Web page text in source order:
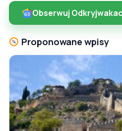
Obserwuj
Proponowane wpisy